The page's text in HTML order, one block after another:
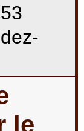
le